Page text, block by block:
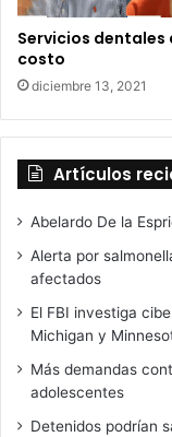
f
”
Servicios dentales
costo
diciembre 13, 2021
Artículos
Abelardo De la
Alerta por
afectados
El FBI investiga
Michigan y
Más demandas
adolescentes
Detenidos podrían